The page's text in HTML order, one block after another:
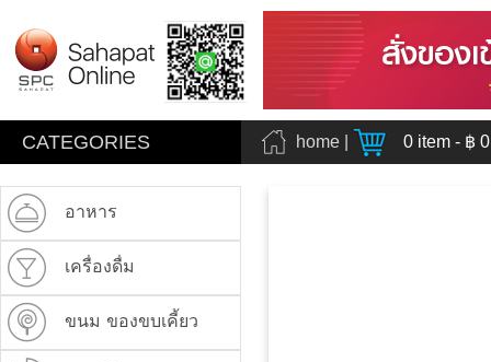
CATEGORIES home 0 item - ฿
อาหาร
เครื่องดื่ม
ขนม ของขบเคี้ยว